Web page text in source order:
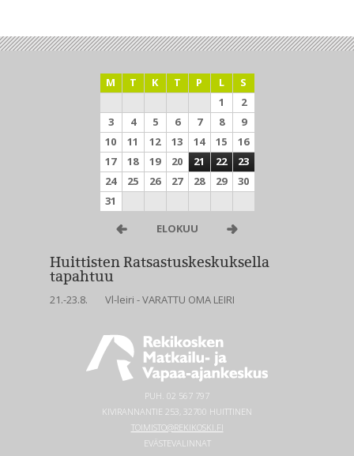
M T K T P L
S
1
2
3
4 5 6 7 8
9
10
11 12 13 14 15
16
17
18 19 20 21 22
23
24
25 26 27 28 29
30
31
ELOKUU
Huittisten Ratsastuskeskuksella
tapahtuu
21.-23.8. Vl-leiri - VARATTU OMA LEIRI
PUH. 02 567 797
KIVIRANNANTIE 253, 32700 HUITTINEN
TOIMISTO@REKIKOSKI.FI
EVÄSTEVALINNAT